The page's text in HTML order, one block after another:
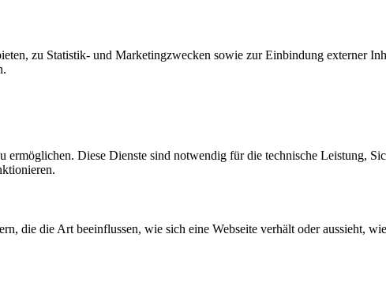
zu Statistik- und Marketingzwecken sowie zur Einbindung externer
Diese Dienste sind notwendig für die technische Leistung,
die die Art beeinflussen, wie sich eine Webseite verhält oder aussieht,